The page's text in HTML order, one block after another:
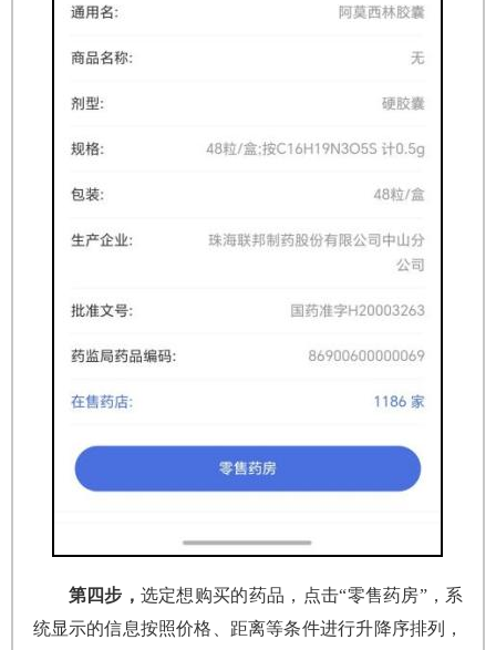
第四步， 选定想购买的药品，点击“零售药房”，系
统显示的信息按照价格、距离等条件进行升降序排列，